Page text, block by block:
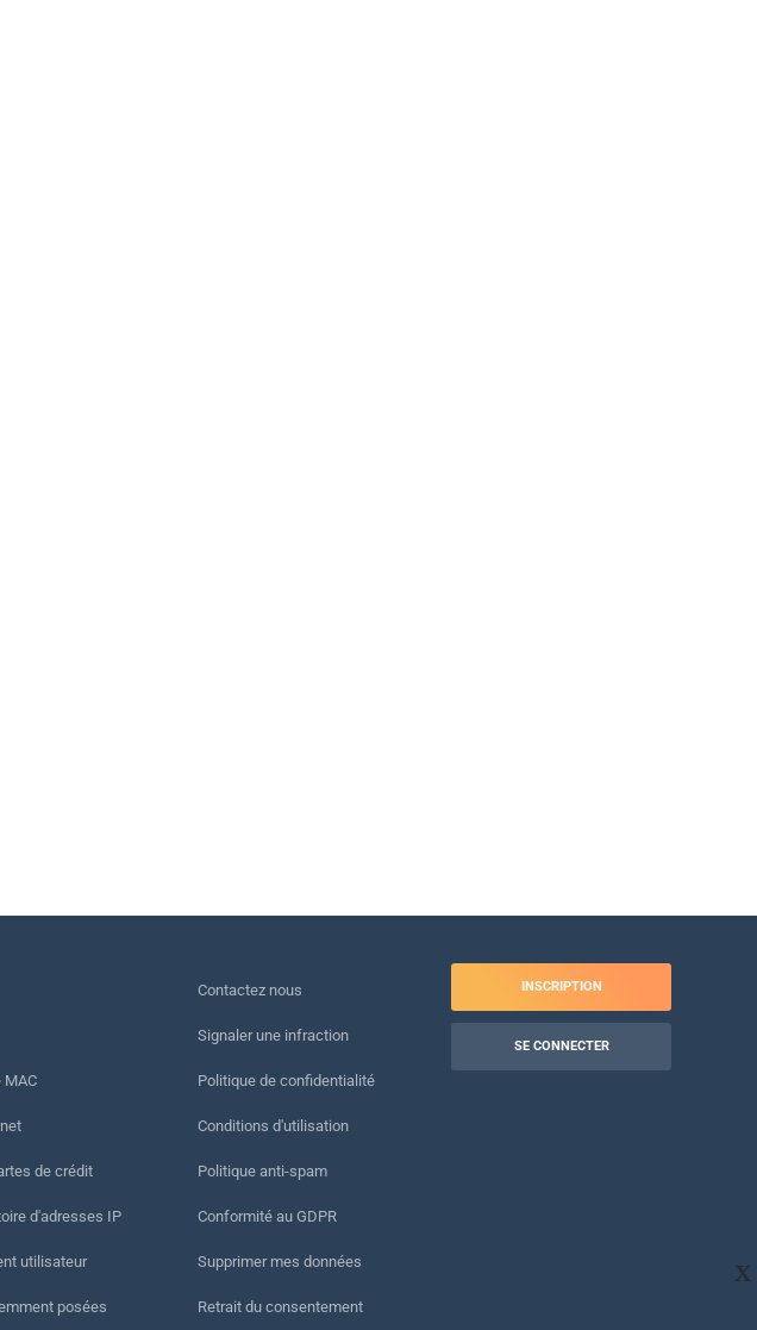
X
MAC
de crédit
d'adresses IP
utilisateur
posées
Contactez nous
Signaler une infraction
Politique de confidentialité
Conditions d'utilisation
Politique anti-spam
Conformité au GDPR
Supprimer mes données
Retrait du consentement
INSCRIPTION
SE CONNECTER